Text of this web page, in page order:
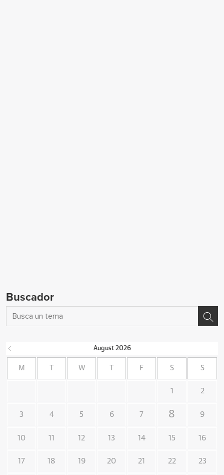
Buscador
August 2026
M W F S S
1 2
3 4 5 6 7 8 9
10 11 12 13 14 15 16
17 18 19 20 21 22 23